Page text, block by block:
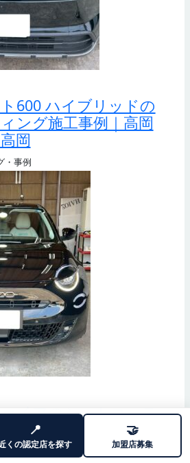
600 ハイブリッドの
ング施工事例｜高岡
岡
・事例
イアのシートコーテ
｜高岡市・イリオス
📍
くの認定店を探す
🤝
加盟店募集